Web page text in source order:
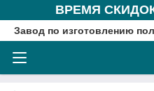
ВРЕМЯ
Завод по изготовлению